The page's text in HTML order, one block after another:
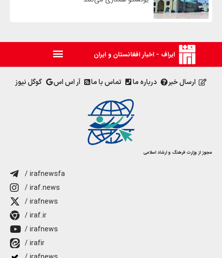
ایراف - اخبار افغانستان و ایران
ارسال خبر درباره ما تماس با ما آر اس اس گوگل نیوز
مجوز از وزارت فرهنگ و ارشاد اسلامی
/ irafnewsfa
/ iraf.news
/ irafnews
/ iraf.ir
/ irafnews
/ irafir